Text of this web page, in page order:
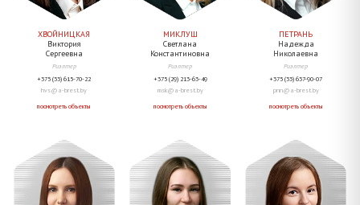
ХВОЙНИЦКАЯ
Виктория
Сергеевна
Риэлтер
+375 (33) 615-70-22
hvs@a-brest.by
посмотреть объекты
МИКЛУШ
Светлана
Константиновна
Риэлтер
+375 (29) 213-63-49
msk@a-brest.by
посмотреть объекты
ПЕТРАНЬ
Надежда
Николаевна
Риэлтер
+375 (33) 637-90-07
pnn@a-brest.by
посмотреть объекты